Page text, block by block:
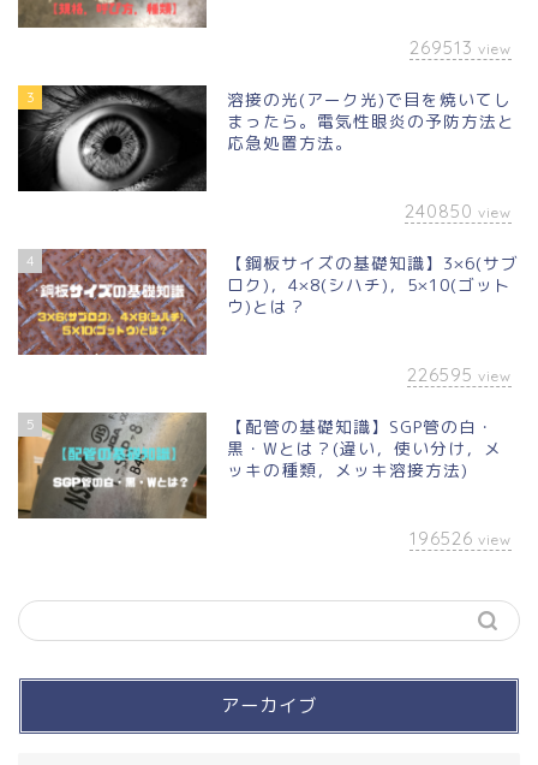
269513 view
3
溶接の光(アーク光)で目を焼いてし
まったら。電気性眼炎の予防方法と
応急処置方法。
240850 view
4
【鋼板サイズの基礎知識】3×6(サブ
ロク)，4×8(シハチ)，5×10(ゴット
ウ)とは？
226595 view
5
【配管の基礎知識】SGP管の白・
黒・Wとは？(違い，使い分け，メ
ッキの種類，メッキ溶接方法)
196526 view
アーカイブ